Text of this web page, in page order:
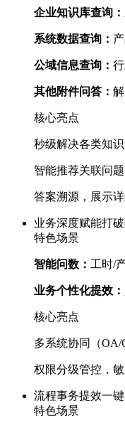
企业知识库查询：
系统数据查询： 产
公域信息查询： 行
其他附件问答： 解
核心亮点
秒级解决各类知
智能推荐关联问题
答案溯源，
业务深度赋能打破
特色场景
智能问数： 工时/
业务个性化提效：
核心亮点
多系统协同（OA/CRM
权限分级管控
流程事务提效一键
特色场景